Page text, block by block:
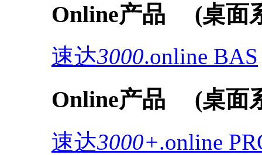
Online产品 (桌面
速达3000.online BAS
Online产品 (桌面
速达3000+.online